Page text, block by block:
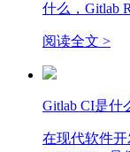
GitLab作为一款综
描功能，支持多种
DAST、依赖性扫
发现并修复代码中
告，极大提高了开
什么，Gitlab
阅读全文 >
Gitlab CI是什
在现代软件